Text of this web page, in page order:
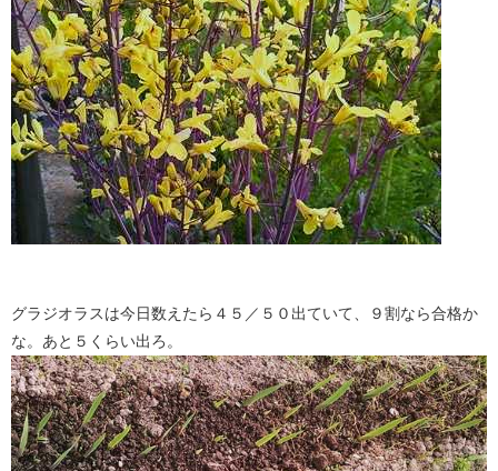
グラジオラスは今日数えたら４５／５０出ていて、９割なら合格か
な。あと５くらい出ろ。